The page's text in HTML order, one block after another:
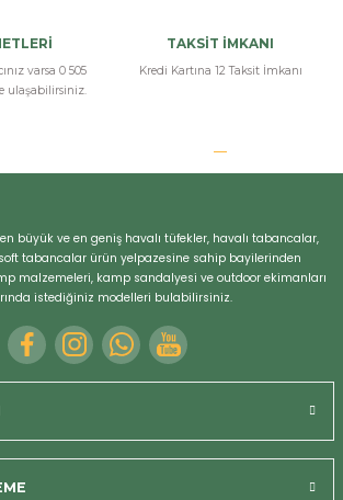
varsa 0 505
ulaşabilirsiniz.
TAKSİT İMKANI
Kredi Kartına 12 Taksit İmkanı
büyük ve en geniş havalı tüfekler, havalı tabancalar,
tabancalar ürün yelpazesine sahip bayilerinden
malzemeleri, kamp sandalyesi ve outdoor ekimanları
istediğiniz modelleri bulabilirsiniz.